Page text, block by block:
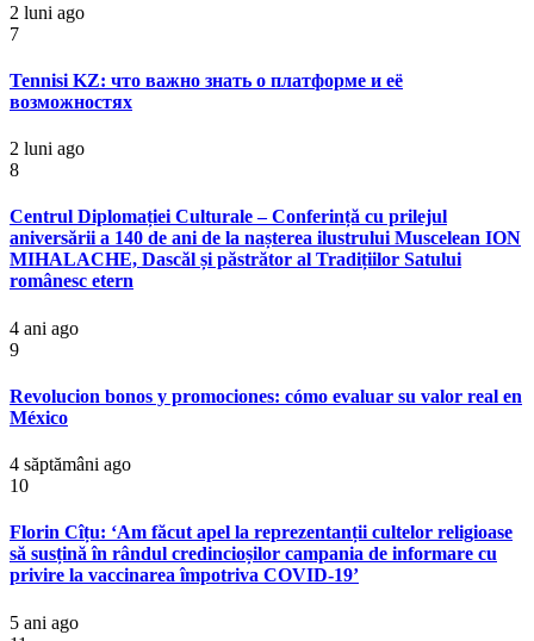
2 luni ago
7
Tennisi KZ: что важно знать о платформе и её
возможностях
2 luni ago
8
Centrul Diplomației Culturale – Conferință cu prilejul
aniversării a 140 de ani de la nașterea ilustrului Muscelean ION
MIHALACHE, Dascăl și păstrător al Tradițiilor Satului
românesc etern
4 ani ago
9
Revolucion bonos y promociones: cómo evaluar su valor real en
México
4 săptămâni ago
10
Florin Cîțu: ‘Am făcut apel la reprezentanții cultelor religioase
să susțină în rândul credincioșilor campania de informare cu
privire la vaccinarea împotriva COVID-19’
5 ani ago